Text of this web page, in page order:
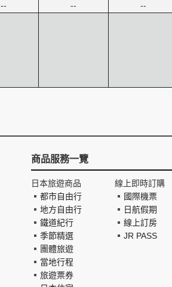
--
--
--
商品服務一覽
日本旅遊商品
都市自由行
地方自由行
鐵道紀行
季節精選
團體旅遊
當地行程
旅遊票券
線上即時訂購
國際機票
日航假期
線上訂房
JR PASS